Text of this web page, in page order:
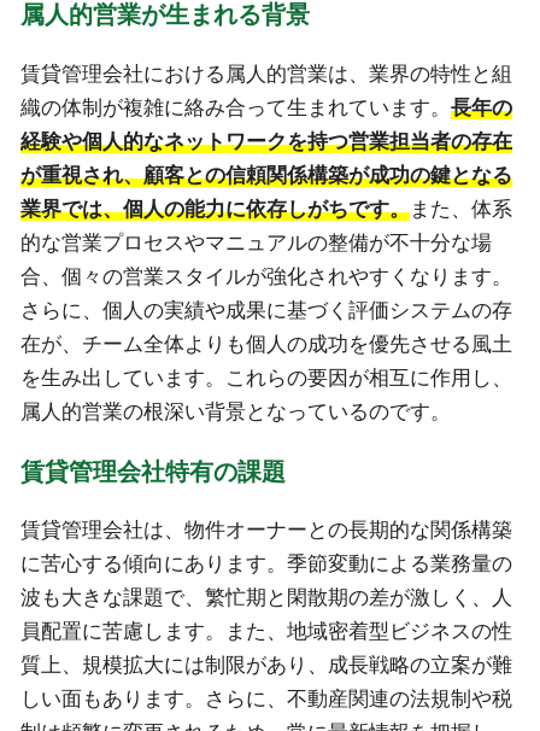
属人的営業が生まれる背景
賃貸管理会社における属人的営業は、業界の特性と組
織の体制が複雑に絡み合って生まれています。 長年の
経験や個人的なネットワークを持つ営業担当者の存在
が重視され、顧客との信頼関係構築が成功の鍵となる
業界では、個人の能力に依存しがちです。また、体系
的な営業プロセスやマニュアルの整備が不十分な場
合、個々の営業スタイルが強化されやすくなります。
さらに、個人の実績や成果に基づく評価システムの存
在が、チーム全体よりも個人の成功を優先させる風土
を生み出しています。これらの要因が相互に作用し、
属人的営業の根深い背景となっているのです。
賃貸管理会社特有の課題
賃貸管理会社は、物件オーナーとの長期的な関係構築
に苦心する傾向にあります。季節変動による業務量の
波も大きな課題で、繁忙期と閑散期の差が激しく、人
員配置に苦慮します。また、地域密着型ビジネスの性
質上、規模拡大には制限があり、成長戦略の立案が難
しい面もあります。さらに、不動産関連の法規制や税